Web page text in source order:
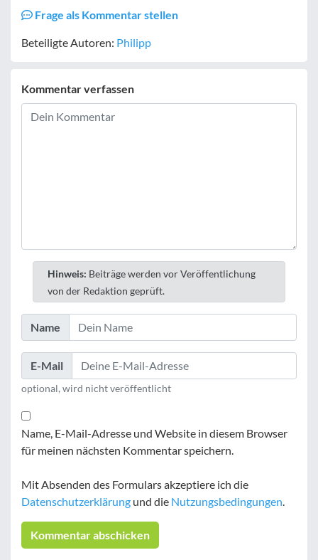
Frage als Kommentar stellen
Beteiligte Autoren: Philipp
Kommentar verfassen
Hinweis: Beiträge werden vor Veröffentlichung
von der Redaktion geprüft.
Name
E-Mail
optional, wird nicht veröffentlicht
Name, E-Mail-Adresse und Website in diesem Browser
für meinen nächsten Kommentar speichern.
Mit Absenden des Formulars akzeptiere ich die
Datenschutzerklärung und die Nutzungsbedingungen